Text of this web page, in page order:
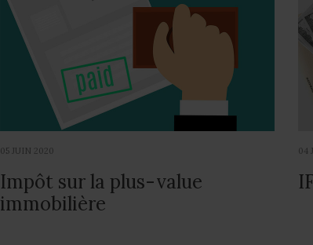
05 JUIN 2020
Impôt sur la plus-value
immobilière
04